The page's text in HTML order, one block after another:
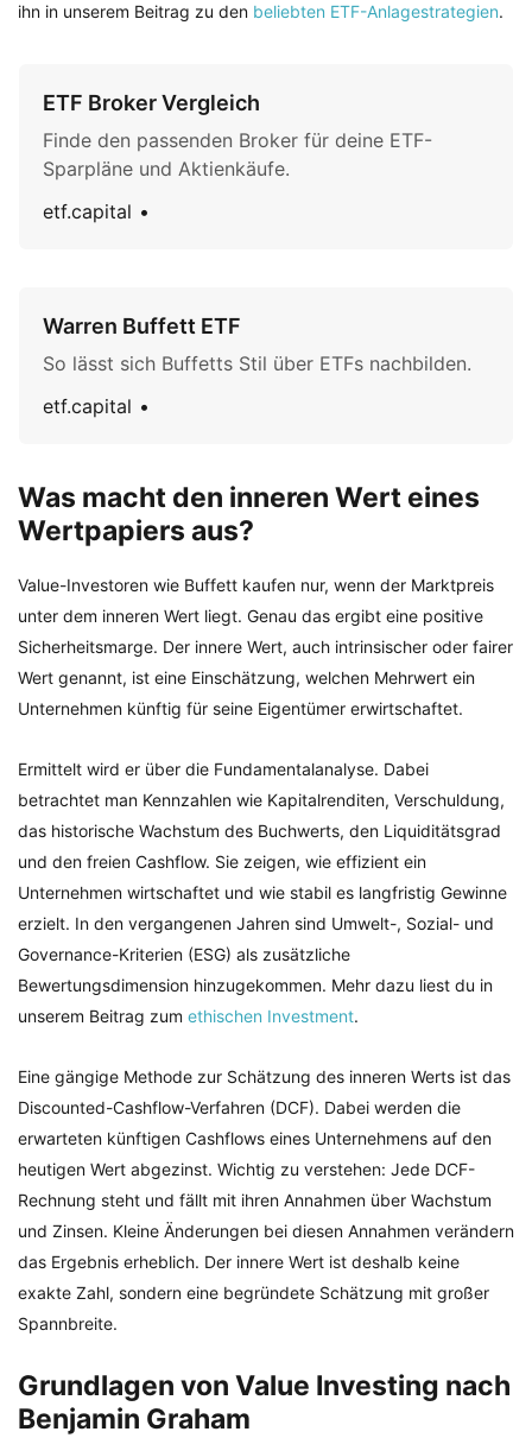
ihn in unserem Beitrag zu den beliebten ETF-Anlagestrategien.
ETF Broker Vergleich
Finde den passenden Broker für deine ETF-
Sparpläne und Aktienkäufe.
etf.capital
Warren Buffett ETF
So lässt sich Buffetts Stil über ETFs nachbilden.
etf.capital
Was macht den inneren Wert eines
Wertpapiers aus?
Value-Investoren wie Buffett kaufen nur, wenn der Marktpreis
unter dem inneren Wert liegt. Genau das ergibt eine positive
Sicherheitsmarge. Der innere Wert, auch intrinsischer oder fairer
Wert genannt, ist eine Einschätzung, welchen Mehrwert ein
Unternehmen künftig für seine Eigentümer erwirtschaftet.
Ermittelt wird er über die Fundamentalanalyse. Dabei
betrachtet man Kennzahlen wie Kapitalrenditen, Verschuldung,
das historische Wachstum des Buchwerts, den Liquiditätsgrad
und den freien Cashflow. Sie zeigen, wie effizient ein
Unternehmen wirtschaftet und wie stabil es langfristig Gewinne
erzielt. In den vergangenen Jahren sind Umwelt-, Sozial- und
Governance-Kriterien (ESG) als zusätzliche
Bewertungsdimension hinzugekommen. Mehr dazu liest du in
unserem Beitrag zum ethischen Investment.
Eine gängige Methode zur Schätzung des inneren Werts ist das
Discounted-Cashflow-Verfahren (DCF). Dabei werden die
erwarteten künftigen Cashflows eines Unternehmens auf den
heutigen Wert abgezinst. Wichtig zu verstehen: Jede DCF-
Rechnung steht und fällt mit ihren Annahmen über Wachstum
und Zinsen. Kleine Änderungen bei diesen Annahmen verändern
das Ergebnis erheblich. Der innere Wert ist deshalb keine
exakte Zahl, sondern eine begründete Schätzung mit großer
Spannbreite.
Grundlagen von Value Investing nach
Benjamin Graham